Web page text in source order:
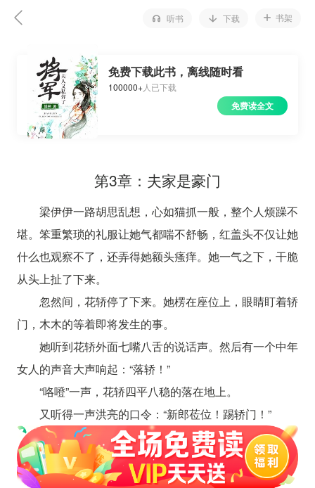
听书 下载 书架
免费下载此书，离线随时看
100000+人已下载
免费读全文
第3章：夫家是豪门
梁伊伊一路胡思乱想，心如猫抓一般，整个人烦躁不
堪。笨重繁琐的礼服让她气都喘不舒畅，红盖头不仅让她
什么也观察不了，还弄得她额头瘙痒。她一气之下，干脆
从头上扯了下来。
忽然间，花轿停了下来。她楞在座位上，眼睛盯着轿
门，木木的等着即将发生的事。
她听到花轿外面七嘴八舌的说话声。然后有一个中年
女人的声音大声响起：“落轿！”
“咯噔”一声，花轿四平八稳的落在地上。
又听得一声洪亮的口令：“新郎莅位！踢轿门！”